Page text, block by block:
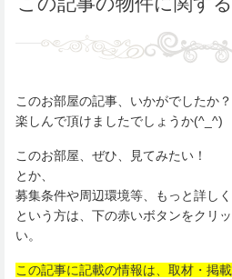
このお部屋の記事、いかがでしたか？
楽しんで頂けましたでしょうか(^_^)
このお部屋、ぜひ、見てみたい！
とか、
募集条件や周辺環境等、もっと詳しく
という方は、下の赤いボタンをクリ
い。
この記事に記載の情報は、取材・掲